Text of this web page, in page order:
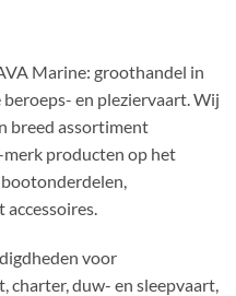
Marine: groothandel in
en pleziervaart. Wij
breed assortiment
producten op het
voor
charter, duw- en sleepvaart,